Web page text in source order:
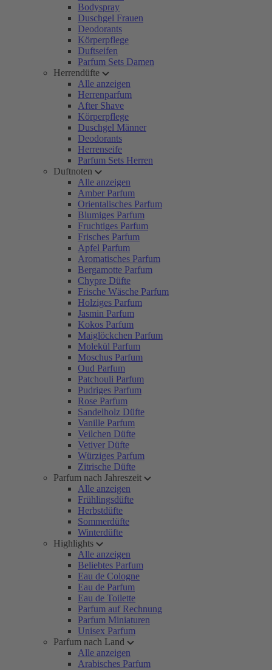
Bodyspray
Duschgel Frauen
Deodorants
Körperpflege
Duftseifen
Parfum Sets Damen
Herrendüfte
Alle anzeigen
Herrenparfum
After Shave
Körperpflege
Duschgel Männer
Deodorants
Herrenseife
Parfum Sets Herren
Duftnoten
Alle anzeigen
Amber Parfum
Orientalisches Parfum
Blumiges Parfum
Fruchtiges Parfum
Frisches Parfum
Apfel Parfum
Aromatisches Parfum
Bergamotte Parfum
Chypre Düfte
Frische Wäsche Parfum
Holziges Parfum
Jasmin Parfum
Kokos Parfum
Maiglöckchen Parfum
Molekül Parfum
Moschus Parfum
Oud Parfum
Patchouli Parfum
Pudriges Parfum
Rose Parfum
Sandelholz Düfte
Vanille Parfum
Veilchen Düfte
Vetiver Düfte
Würziges Parfum
Zitrische Düfte
Parfum nach Jahreszeit
Alle anzeigen
Frühlingsdüfte
Herbstdüfte
Sommerdüfte
Winterdüfte
Highlights
Alle anzeigen
Beliebtes Parfum
Eau de Cologne
Eau de Parfum
Eau de Toilette
Parfum auf Rechnung
Parfum Miniaturen
Unisex Parfum
Parfum nach Land
Alle anzeigen
Arabisches Parfum